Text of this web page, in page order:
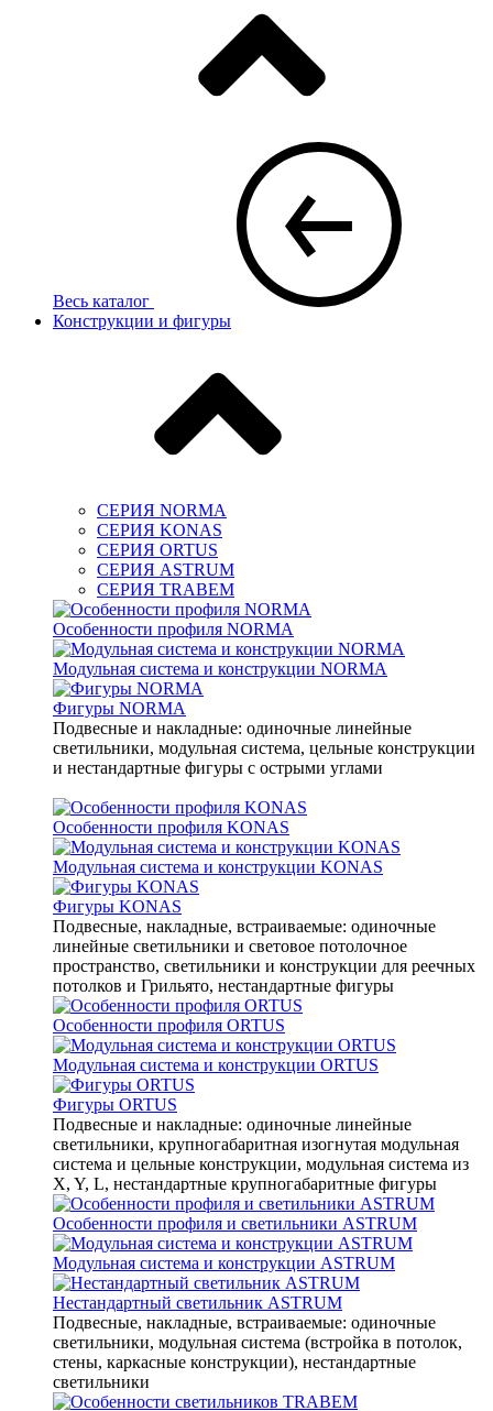
Весь каталог
Конструкции и фигуры
СЕРИЯ NORMA
СЕРИЯ KONAS
СЕРИЯ ORTUS
СЕРИЯ ASTRUM
СЕРИЯ TRABEM
Особенности профиля NORMA
Модульная система и конструкции NORMA
Фигуры NORMA
Подвесные и накладные: одиночные линейные
светильники, модульная система, цельные конструкции
и нестандартные фигуры с острыми углами
Особенности профиля KONAS
Модульная система и конструкции KONAS
Фигуры KONAS
Подвесные, накладные, встраиваемые: одиночные
линейные светильники и световое потолочное
пространство, светильники и конструкции для реечных
потолков и Грильято, нестандартные фигуры
Особенности профиля ORTUS
Модульная система и конструкции ORTUS
Фигуры ORTUS
Подвесные и накладные: одиночные линейные
светильники, крупногабаритная изогнутая модульная
система и цельные конструкции, модульная система из
X, Y, L, нестандартные крупногабаритные фигуры
Особенности профиля и светильники ASTRUM
Модульная система и конструкции ASTRUM
Нестандартный светильник ASTRUM
Подвесные, накладные, встраиваемые: одиночные
светильники, модульная система (встройка в потолок,
стены, каркасные конструкции), нестандартные
светильники